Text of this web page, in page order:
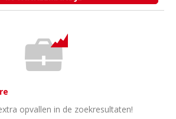
opvallen in de zoekresultaten!